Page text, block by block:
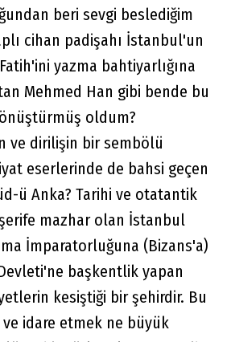
beri sevgi beslediğim
cihan padişahı İstanbul'un
yazma bahtiyarlığına
Mehmed Han gibi bende bu
oldum?
ve dirilişin bir sembölü
eserlerinde de bahsi geçen
ü Anka? Tarihi ve otatantik
mazhar olan İstanbul
İmparatorluğuna (Bizans'a)
başkentlik yapan
kesiştiği bir şehirdir. Bu
idare etmek ne büyük